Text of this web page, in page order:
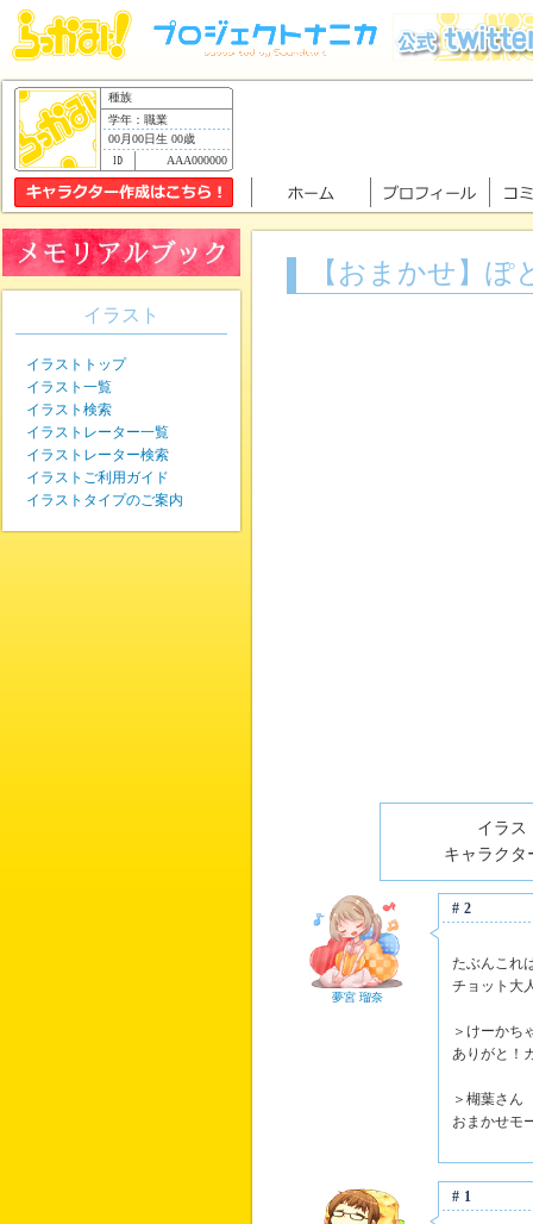
種族
学年：職業
00月00日生 00歳
AAA000000
【おまかせ】ぽ
イラス
キャラクタ
夢宮 瑠奈
#2
たぶんこれ
チョット大
＞けーかち
ありがと！
＞楜葉さん
おまかせモ
#1
イラスト
イラストトップ
イラスト一覧
イラスト検索
イラストレーター一覧
イラストレーター検索
イラストご利用ガイド
イラストタイプのご案内